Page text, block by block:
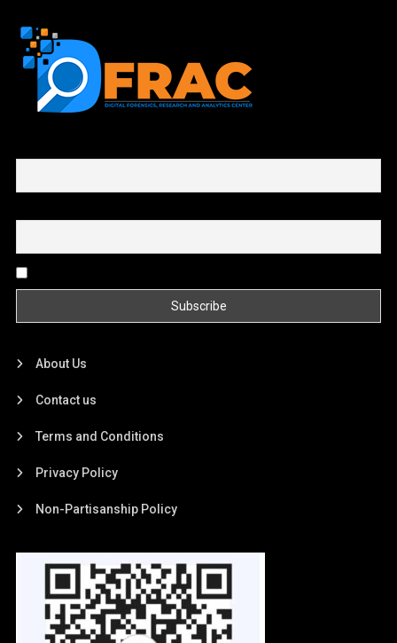
About Us
Contact us
Terms and Conditions
Privacy Policy
Non-Partisanship Policy